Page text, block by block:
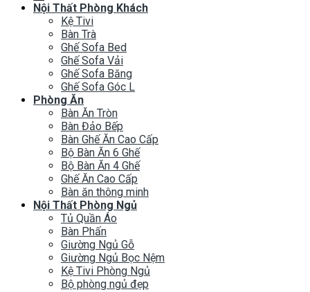
Nội Thất Phòng Khách
Kệ Tivi
Bàn Trà
Ghế Sofa Bed
Ghế Sofa Vải
Ghế Sofa Băng
Ghế Sofa Góc L
Phòng Ăn
Bàn Ăn Tròn
Bàn Đảo Bếp
Bàn Ghế Ăn Cao Cấp
Bộ Bàn Ăn 6 Ghế
Bộ Bàn Ăn 4 Ghế
Ghế Ăn Cao Cấp
Bàn ăn thông minh
Nội Thất Phòng Ngủ
Tủ Quần Áo
Bàn Phấn
Giường Ngủ Gỗ
Giường Ngủ Bọc Nệm
Kệ Tivi Phòng Ngủ
Bộ phòng ngủ đẹp